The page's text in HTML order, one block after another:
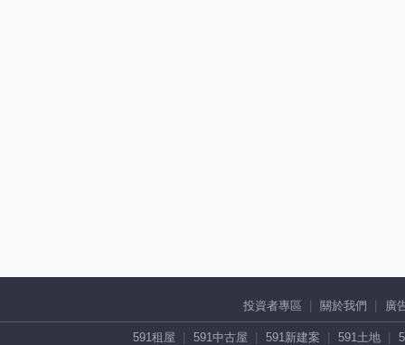
投資者專區 關於我們 廣
591租屋 591中古屋 591新建案 591土地